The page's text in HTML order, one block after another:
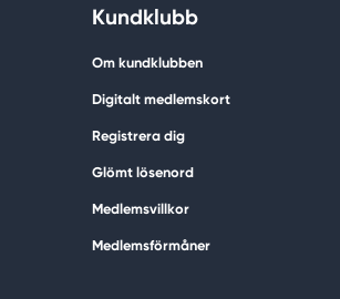
Kundklubb
Om kundklubben
Digitalt medlemskort
Registrera dig
Glömt lösenord
Medlemsvillkor
Medlemsförmåner